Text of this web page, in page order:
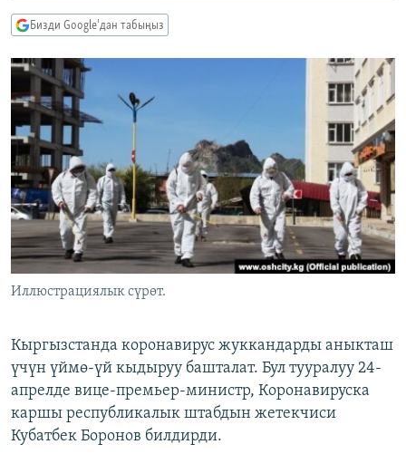
ДАНИСТЕ
ЭЖЕ-СИҢДИЛЕР
АЗАТТЫК+
ЫҢГАЙСЫЗ СУРООЛОР
Русский
ОНЛАЙН ШЕРИНЕ
ЭЕ/АРнун бардык сайттары
Бизди Google'дан табыңыз
Иллюстрациялык сүрөт.
Кыргызстанда коронавирус жуккандарды аныкташ
үчүн үймө-үй кыдыруу башталат. Бул тууралуу 24-
апрелде вице-премьер-министр, Коронавируска
каршы республикалык штабдын жетекчиси
Кубатбек Боронов билдирди.